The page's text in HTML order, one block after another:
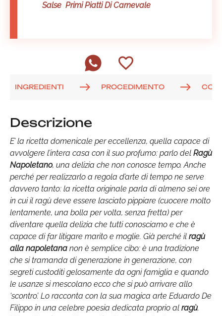
Salse Primi Piatti Di Carnevale
INGREDIENTI PROCEDIMENTO
Descrizione
E’ la ricetta domenicale per eccellenza, quella capace di
avvolgere l’intera casa con il suo profumo: parlo del Ragù
Napoletano, una delizia che non conosce tempo. Anche
perché per realizzarlo a regola d’arte di tempo ne serve
davvero tanto: la ricetta originale parla di almeno sei ore
in cui il ragù deve essere lasciato pippiare (cuocere molto
lentamente, una bolla per volta, senza fretta) per
diventare quella delizia che tutti conosciamo e che è
capace di far litigare marito e moglie. Già perché il ragù
alla napoletana non è semplice cibo: è una tradizione
che si tramanda di generazione in generazione, con
segreti custoditi gelosamente da ogni famiglia e quando
le usanze si mescolano ecco che si può arrivare allo
‘scontro’. Lo racconta con la sua magica arte Eduardo De
Filippo in una celebre poesia dedicata proprio al ragù.